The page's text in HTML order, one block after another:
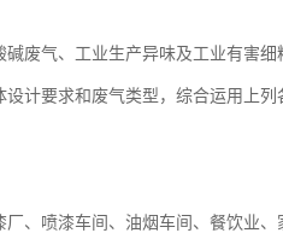
废气、工业生产异味及工业有害细
计要求和废气类型，综合运用上
、喷漆车间、油烟车间、餐饮业